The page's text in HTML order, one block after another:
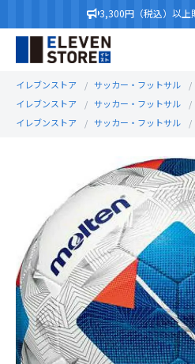
3,300円（税込）以上
イレブンストア サッカー・フットサル
イレブンストア
サッカー・フットサル
イレブンストア
サッカー・フットサル